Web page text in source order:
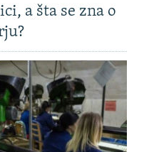
a šta se zna o